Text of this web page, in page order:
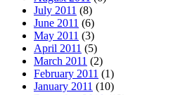
July 2011 (8)
June 2011 (6)
May 2011 (3)
April 2011 (5)
March 2011 (2)
February 2011 (1)
January 2011 (10)